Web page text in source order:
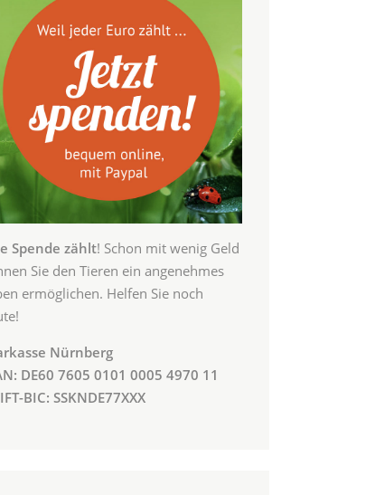
Spende zählt! Schon mit wenig Geld
Sie den Tieren ein angenehmes
ermöglichen. Helfen Sie noch
Nürnberg
DE60 7605 0101 0005 4970 11
BIC: SSKNDE77XXX